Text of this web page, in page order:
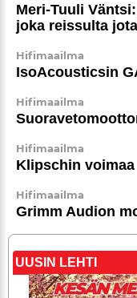
Meri-Tuuli
joka reissulta
Hifimaailma
IsoA­cous­ticsin
Hifimaailma
Hifimaailma
Klipschin voimaa
Hifimaailma
Grimm Audion
UUSIN LEHTI